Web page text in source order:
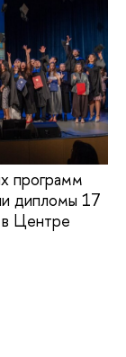
программ
дипломы 17
Центре